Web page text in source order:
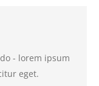
- lorem ipsum
eget.